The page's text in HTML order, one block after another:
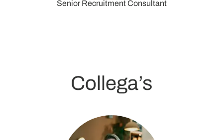
Senior Recruitment Consultant
Collega’s